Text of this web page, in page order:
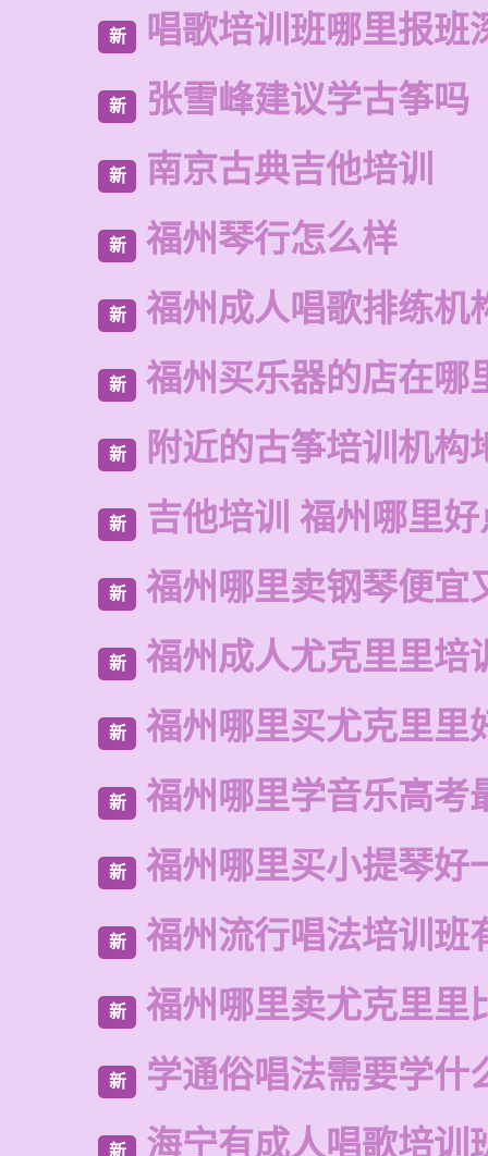
新 唱歌培训班哪里报班
新 张雪峰建议学古筝吗
新 南京古典吉他培训
新 福州琴行怎么样
新 福州成人唱歌排练机
新 福州买乐器的店在哪
新 附近的古筝培训机构
新 吉他培训 福州哪里好
新 福州哪里卖钢琴便宜
新 福州成人尤克里里培
新 福州哪里买尤克里里
新 福州哪里学音乐高考
新 福州哪里买小提琴好
新 福州流行唱法培训班
新 福州哪里卖尤克里里
新 学通俗唱法需要学什
新 海宁有成人唱歌培训